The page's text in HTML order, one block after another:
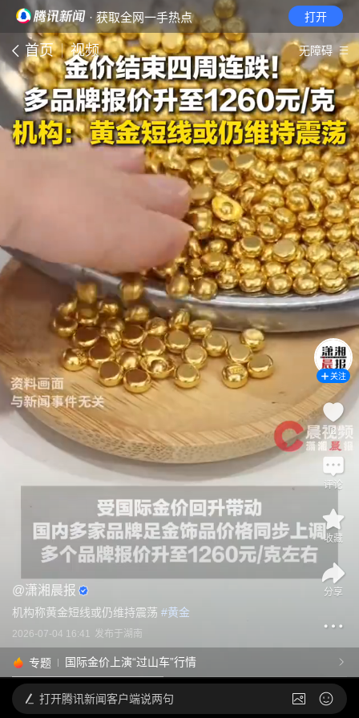
· 获取全网一手热点 打开
首页 视频 无障碍
@潇湘晨报
机构称黄金短线或仍维持震荡 #黄金
2026-07-04 16:41 发布于湖南
专题 国际金价上演“过山车”行情
关注
2
评论
收藏
分享
打开腾讯新闻客户端说两句